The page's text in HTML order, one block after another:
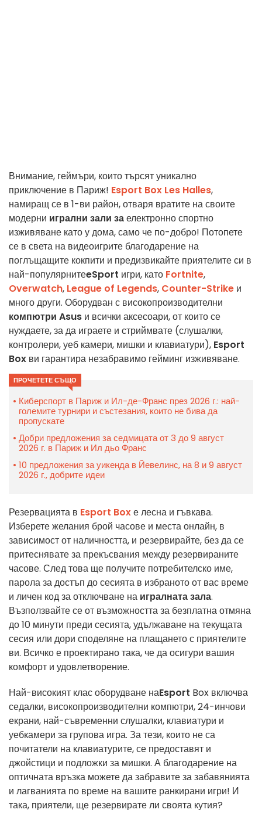
Внимание, геймъри, които търсят уникално
приключение в Париж! Esport Box Les Halles,
намиращ се в 1-ви район, отваря вратите на своите
модерни игрални зали заелектронно спортно
изживяване като у дома, само че по-добро! Потопете
се в света на видеоигрите благодарение на
поглъщащите кокпити и предизвикайте приятелите си в
най-популярнитеeSport игри, като Fortnite,
Overwatch, League of Legends, Counter-Strike и
много други. Оборудван с високопроизводителни
компютри Asus и всички аксесоари, от които се
нуждаете, за да играете и стриймвате (слушалки,
контролери, уеб камери, мишки и клавиатури), Esport
Box ви гарантира незабравимо гейминг изживяване.
ПРОЧЕТЕТЕ СЪЩО
Киберспорт в Париж и Ил-де-Франс през 2026 г.: най-
големите турнири и състезания, които не бива да
пропускате
Добри предложения за седмицата от 3 до 9 август
2026 г. в Париж и Ил дьо Франс
10 предложения за уикенда в Йевелинс, на 8 и 9 август
2026 г., добрите идеи
Резервацията в Esport Boxе лесна и гъвкава.
Изберете желания брой часове и места онлайн, в
зависимост от наличността, и резервирайте, без да се
притеснявате за прекъсвания между резервираните
часове. След това ще получите потребителско име,
парола за достъп до сесията в избраното от вас време
и личен код за отключване на игралната зала.
Възползвайте се от възможността за безплатна отмяна
до 10 минути преди сесията, удължаване на текущата
сесия или дори споделяне на плащането с приятелите
ви. Всичко е проектирано така, че да осигури вашия
комфорт и удовлетворение.
Най-високият клас оборудване наEsport Box включва
седалки, високопроизводителни компютри, 24-инчови
екрани, най-съвременни слушалки, клавиатури и
уебкамери за групова игра. За тези, които не са
почитатели на клавиатурите, се предоставят и
джойстици и подложки за мишки. А благодарение на
оптичната връзка можете да забравите за забавянията
и лагванията по време на вашите ранкирани игри! И
така, приятели, ще резервирате ли своята кутия?